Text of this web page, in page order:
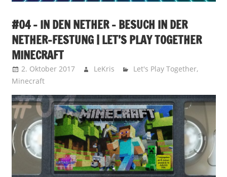
#04 – IN DEN NETHER – BESUCH IN DER
NETHER-FESTUNG | LET’S PLAY TOGETHER
MINECRAFT
2. Oktober 2017 LeKris Let's Play Together,
Minecraft